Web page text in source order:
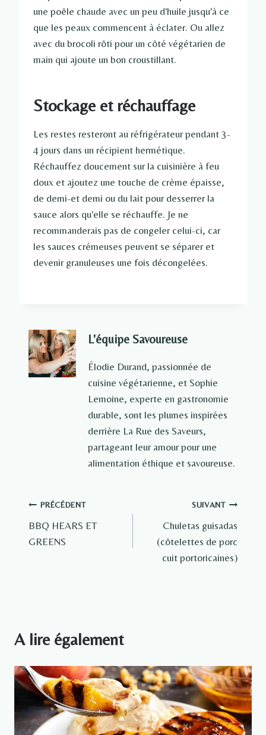
une poêle chaude avec un peu d'huile jusqu'à ce
que les peaux commencent à éclater. Ou allez
avec du brocoli rôti pour un côté végétarien de
main qui ajoute un bon croustillant.
Stockage et réchauffage
Les restes resteront au réfrigérateur pendant 3-
4 jours dans un récipient hermétique.
Réchauffez doucement sur la cuisinière à feu
doux et ajoutez une touche de crème épaisse,
de demi-et demi ou du lait pour desserrer la
sauce alors qu'elle se réchauffe. Je ne
recommanderais pas de congeler celui-ci, car
les sauces crémeuses peuvent se séparer et
devenir granuleuses une fois décongelées.
L'équipe Savoureuse
Élodie Durand, passionnée de
cuisine végétarienne, et Sophie
Lemoine, experte en gastronomie
durable, sont les plumes inspirées
derrière La Rue des Saveurs,
partageant leur amour pour une
alimentation éthique et savoureuse.
Navigation
de
PRÉCÉDENT
BBQ HEARS ET
GREENS
SUIVANT
Chuletas guisadas
(côtelettes de porc
cuit portoricaines)
A lire également